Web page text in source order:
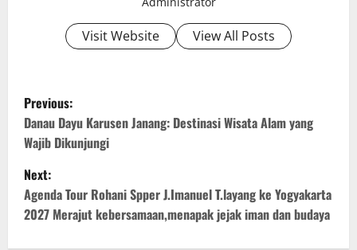
Visit Website View All Posts
P
o
s
t
n
Previous:
Danau Dayu Karusen Janang: Destinasi Wisata Alam yang
Wajib Dikunjungi
Next:
Agenda Tour Rohani Spper J.Imanuel T.layang ke Yogyakarta
2027 Merajut kebersamaan,menapak jejak iman dan budaya